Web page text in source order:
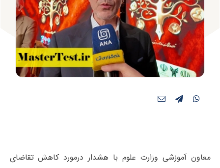
معاون آموزشی وزارت علوم با هشدار درمورد کاهش تقاضای